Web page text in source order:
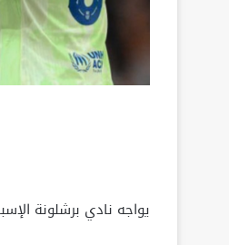
يواجه نادي برشلونة